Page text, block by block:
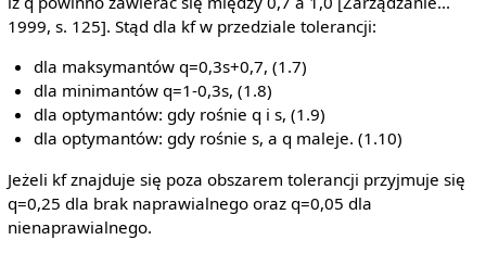
1999, s. 125]. Stąd dla kf w przedziale tolerancji:
dla maksymantów q=0,3s+0,7, (1.7)
dla minimantów q=1-0,3s, (1.8)
dla optymantów: gdy rośnie q i s, (1.9)
dla optymantów: gdy rośnie s, a q maleje. (1.10)
Jeżeli kf znajduje się poza obszarem tolerancji przyjmuje się
q=0,25 dla brak naprawialnego oraz q=0,05 dla
nienaprawialnego.